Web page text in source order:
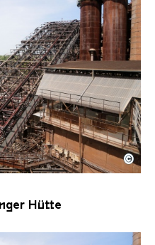
Hütte mit
Völklinger Hütte | Karl
©
Hütte